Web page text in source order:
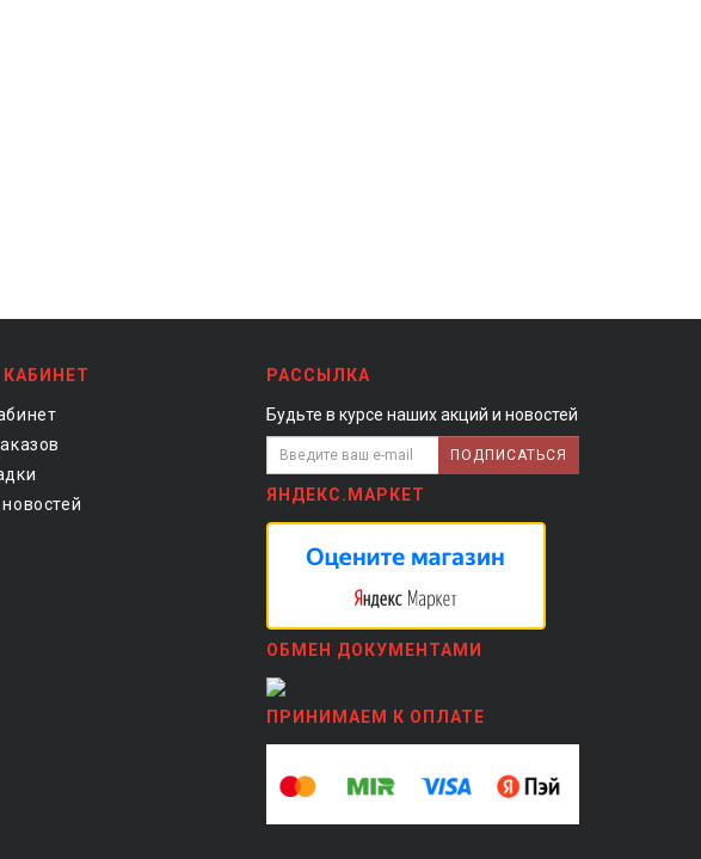
РАССЫЛКА
Будьте в курсе наших акций и новостей
ПОДПИСАТЬСЯ
ЯНДЕКС.МАРКЕТ
ОБМЕН ДОКУМЕНТАМИ
ПРИНИМАЕМ К ОПЛАТЕ